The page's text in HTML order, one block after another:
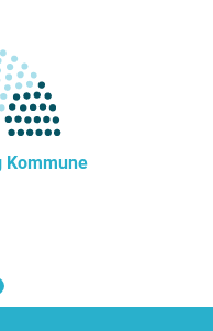
Kommune